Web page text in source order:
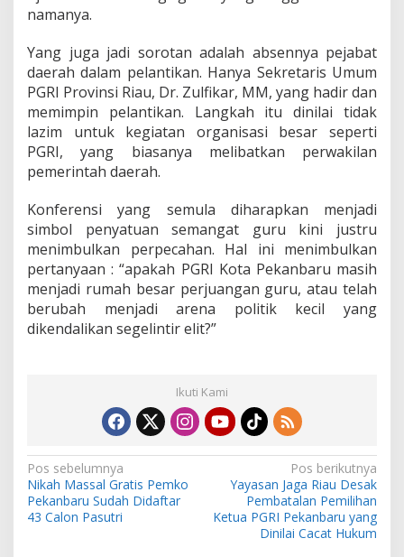
namanya.
Yang juga jadi sorotan adalah absennya pejabat
daerah dalam pelantikan. Hanya Sekretaris Umum
PGRI Provinsi Riau, Dr. Zulfikar, MM, yang hadir dan
memimpin pelantikan. Langkah itu dinilai tidak
lazim untuk kegiatan organisasi besar seperti
PGRI, yang biasanya melibatkan perwakilan
pemerintah daerah.
Konferensi yang semula diharapkan menjadi
simbol penyatuan semangat guru kini justru
menimbulkan perpecahan. Hal ini menimbulkan
pertanyaan : “apakah PGRI Kota Pekanbaru masih
menjadi rumah besar perjuangan guru, atau telah
berubah menjadi arena politik kecil yang
dikendalikan segelintir elit?”
Ikuti Kami
N
a
v
Pos sebelumnya
Nikah Massal Gratis Pemko
Pekanbaru Sudah Didaftar
43 Calon Pasutri
Pos berikutnya
Yayasan Jaga Riau Desak
Pembatalan Pemilihan
Ketua PGRI Pekanbaru yang
Dinilai Cacat Hukum